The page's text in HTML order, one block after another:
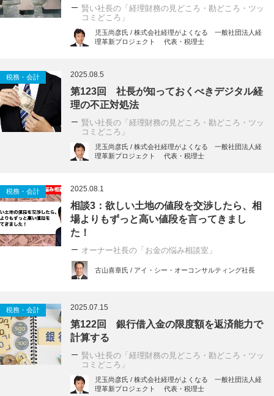
賢い社長の「経理財務の見どころ・勘どころ・ツッ
コミどころ」
児玉尚彦氏 / 株式会社経理がよくなる 一般社団法人経
理革新プロジェクト 代表・税理士
税務・会計 2025.08.5
第123回 社長が知っておくべきデジタル経
理の不正対処法
賢い社長の「経理財務の見どころ・勘どころ・ツッ
コミどころ」
児玉尚彦氏 / 株式会社経理がよくなる 一般社団法人経
理革新プロジェクト 代表・税理士
税務・会計 2025.08.1
相談3：欲しい土地の値段を交渉したら、相
場よりもずっと高い値段を言ってきまし
た！
オーナー社長の「お金の悩み相談室」
古山喜章氏 / アイ・シー・オーコンサルティング社長
税務・会計 2025.07.15
第122回 銀行借入金の限度額を返済能力で
計算する
賢い社長の「経理財務の見どころ・勘どころ・ツッ
コミどころ」
児玉尚彦氏 / 株式会社経理がよくなる 一般社団法人経
理革新プロジェクト 代表・税理士